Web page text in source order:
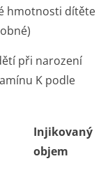
hmotnosti dítěte
při narození
K podle
Injikovaný
objem